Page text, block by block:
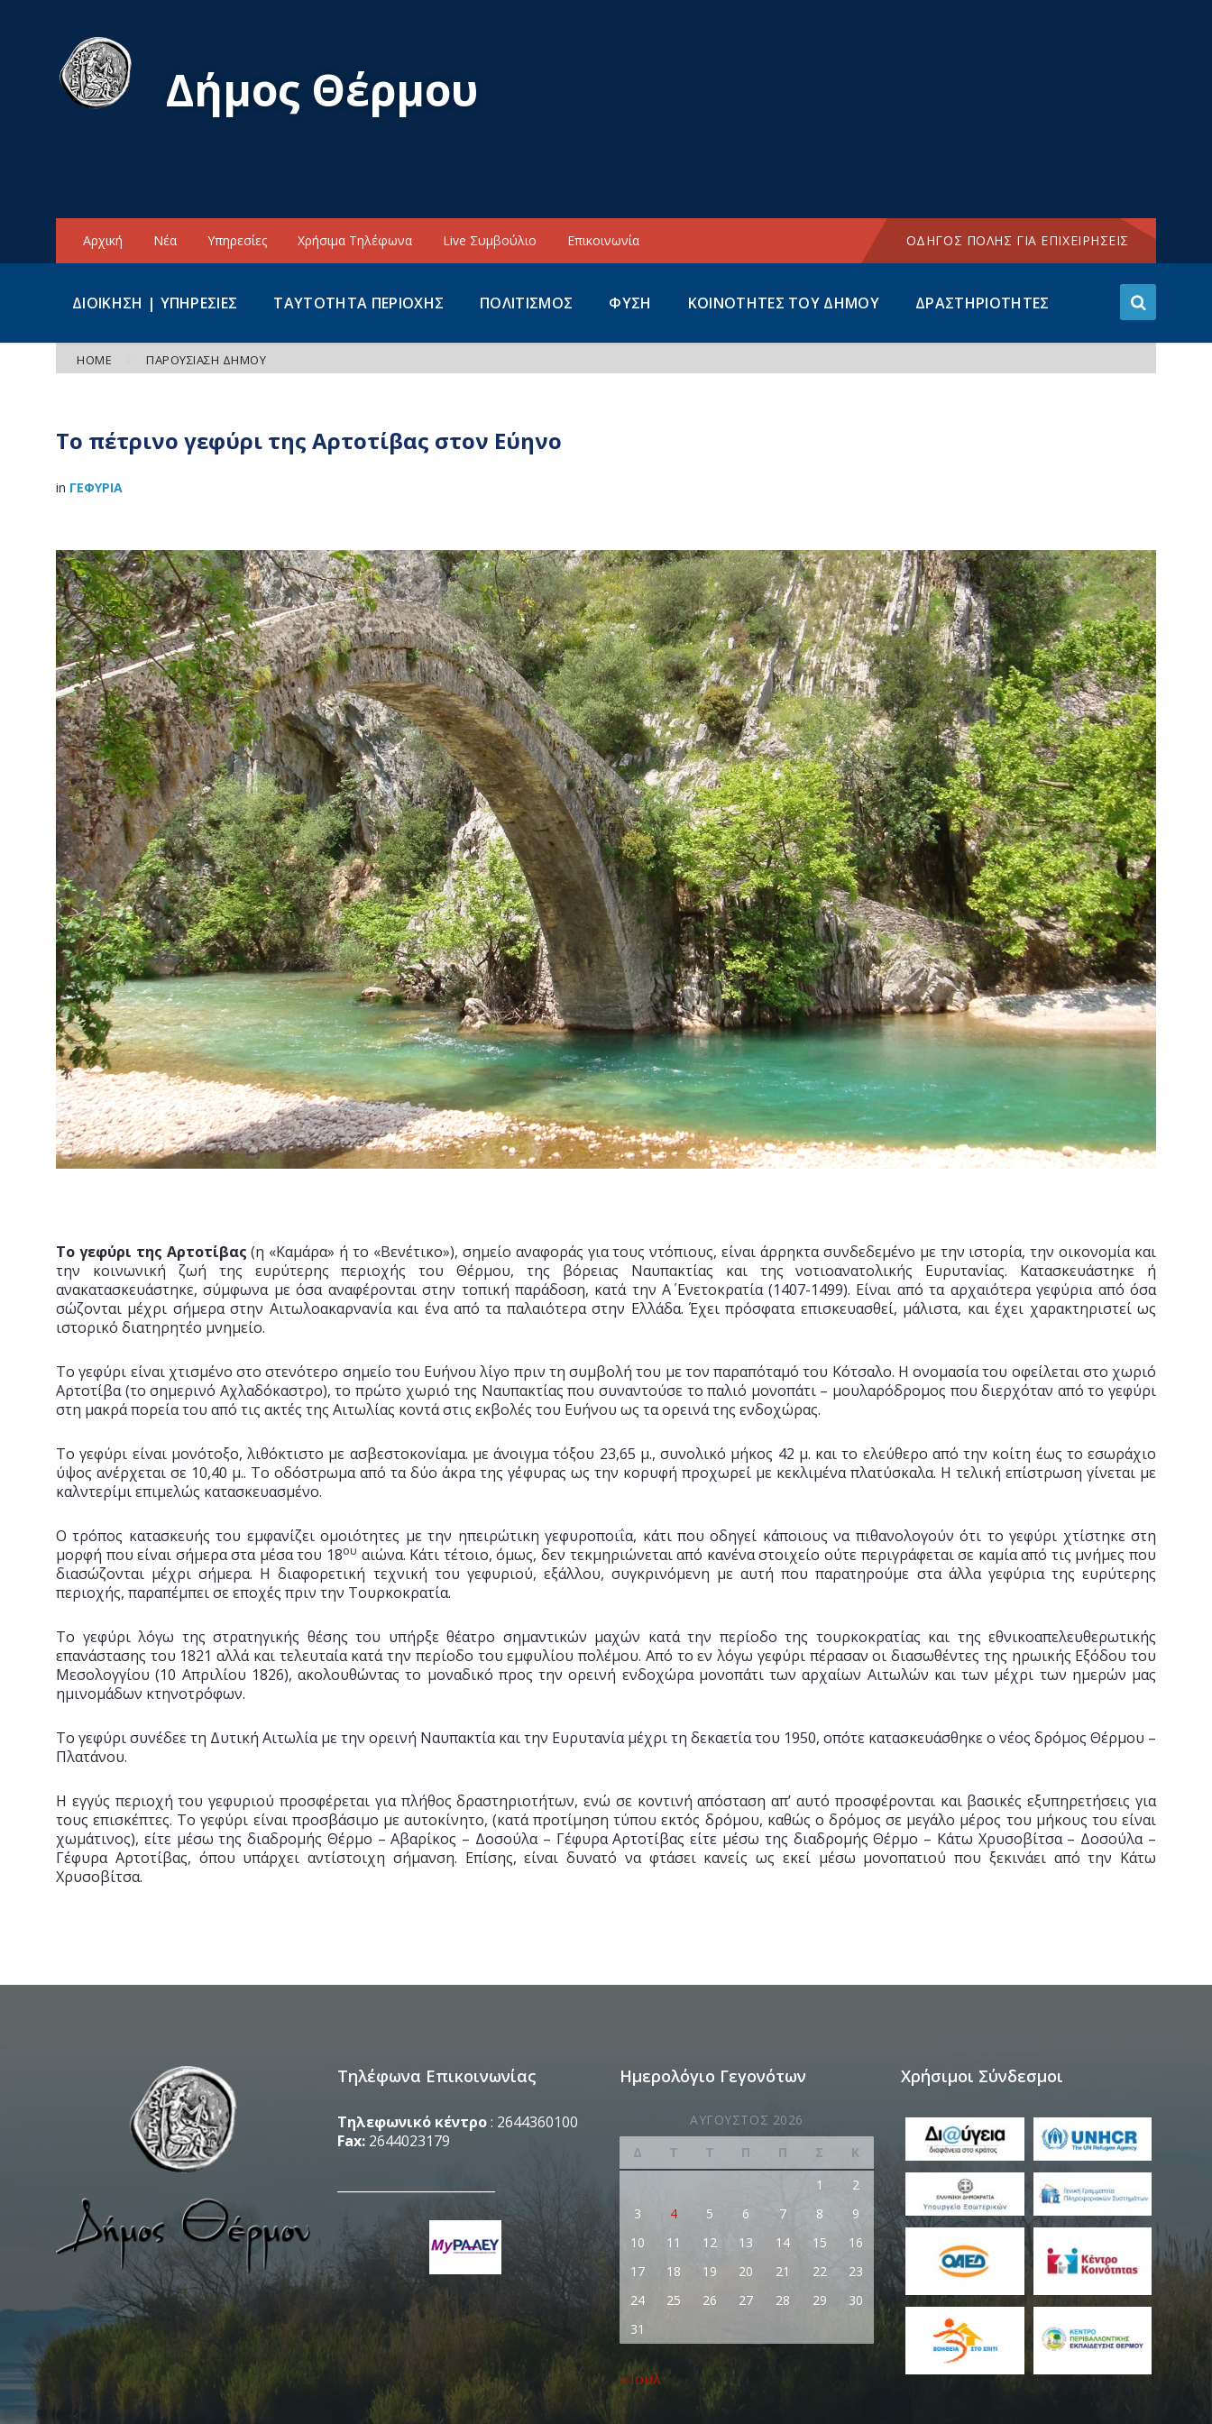
navigation
Δήμος Θέρμου
Αρχική Νέα Υπηρεσίες Χρήσιμα Τηλέφωνα Live Συμβούλιο Επικοινωνία
Choose
language:
ΟΔΗΓΟΣ ΠΟΛΗΣ ΓΙΑ ΕΠΙΧΕΙΡΗΣΕΙΣ
ΔΙΟΙΚΗΣΗ | ΥΠΗΡΕΣΙΕΣ ΤΑΥΤΟΤΗΤΑ ΠΕΡΙΟΧΗΣ ΠΟΛΙΤΙΣΜΟΣ ΦΥΣΗ ΚΟΙΝΟΤΗΤΕΣ ΤΟΥ ΔΗΜΟΥ ΔΡΑΣΤΗΡΙΟΤΗΤΕΣ
HOME ΠΑΡΟΥΣΙΑΣΗ ΔΗΜΟΥ
Το πέτρινο γεφύρι της Αρτοτίβας στον Εύηνο
in ΓΕΦΥΡΙΑ
Το γεφύρι της Αρτοτίβας (η «Καμάρα» ή το «Βενέτικο»), σημείο αναφοράς για τους ντόπιους, είναι άρρηκτα συνδεδεμένο με την ιστορία, την οικονομία και
την κοινωνική ζωή της ευρύτερης περιοχής του Θέρμου, της βόρειας Ναυπακτίας και της νοτιοανατολικής Ευρυτανίας. Κατασκευάστηκε ή
ανακατασκευάστηκε, σύμφωνα με όσα αναφέρονται στην τοπική παράδοση, κατά την Α΄ Ενετοκρατία (1407-1499). Είναι από τα αρχαιότερα γεφύρια από όσα
σώζονται μέχρι σήμερα στην Αιτωλοακαρνανία και ένα από τα παλαιότερα στην Ελλάδα. Έχει πρόσφατα επισκευασθεί, μάλιστα, και έχει χαρακτηριστεί ως
ιστορικό διατηρητέο μνημείο.
Το γεφύρι είναι χτισμένο στο στενότερο σημείο του Ευήνου λίγο πριν τη συμβολή του με τον παραπόταμό του Κότσαλο. Η ονομασία του οφείλεται στο χωριό
Αρτοτίβα (το σημερινό Αχλαδόκαστρο), το πρώτο χωριό της Ναυπακτίας που συναντούσε το παλιό μονοπάτι – μουλαρόδρομος που διερχόταν από το γεφύρι
στη μακρά πορεία του από τις ακτές της Αιτωλίας κοντά στις εκβολές του Ευήνου ως τα ορεινά της ενδοχώρας.
Το γεφύρι είναι μονότοξο, λιθόκτιστο με ασβεστοκονίαμα. με άνοιγμα τόξου 23,65 μ., συνολικό μήκος 42 μ. και το ελεύθερο από την κοίτη έως το εσωράχιο
ύψος ανέρχεται σε 10,40 μ.. Το οδόστρωμα από τα δύο άκρα της γέφυρας ως την κορυφή προχωρεί με κεκλιμένα πλατύσκαλα. Η τελική επίστρωση γίνεται με
καλντερίμι επιμελώς κατασκευασμένο.
Ο τρόπος κατασκευής του εμφανίζει ομοιότητες με την ηπειρώτικη γεφυροποιΐα, κάτι που οδηγεί κάποιους να πιθανολογούν ότι το γεφύρι χτίστηκε στη
μορφή που είναι σήμερα στα μέσα του 18ου αιώνα. Κάτι τέτοιο, όμως, δεν τεκμηριώνεται από κανένα στοιχείο ούτε περιγράφεται σε καμία από τις μνήμες που
διασώζονται μέχρι σήμερα. Η διαφορετική τεχνική του γεφυριού, εξάλλου, συγκρινόμενη με αυτή που παρατηρούμε στα άλλα γεφύρια της ευρύτερης
περιοχής, παραπέμπει σε εποχές πριν την Τουρκοκρατία.
Το γεφύρι λόγω της στρατηγικής θέσης του υπήρξε θέατρο σημαντικών μαχών κατά την περίοδο της τουρκοκρατίας και της εθνικοαπελευθερωτικής
επανάστασης του 1821 αλλά και τελευταία κατά την περίοδο του εμφυλίου πολέμου. Από το εν λόγω γεφύρι πέρασαν οι διασωθέντες της ηρωικής Εξόδου του
Μεσολογγίου (10 Απριλίου 1826), ακολουθώντας το μοναδικό προς την ορεινή ενδοχώρα μονοπάτι των αρχαίων Αιτωλών και των μέχρι των ημερών μας
ημινομάδων κτηνοτρόφων.
Το γεφύρι συνέδεε τη Δυτική Αιτωλία με την ορεινή Ναυπακτία και την Ευρυτανία μέχρι τη δεκαετία του 1950, οπότε κατασκευάσθηκε ο νέος δρόμος Θέρμου –
Πλατάνου.
Η εγγύς περιοχή του γεφυριού προσφέρεται για πλήθος δραστηριοτήτων, ενώ σε κοντινή απόσταση απ’ αυτό προσφέρονται και βασικές εξυπηρετήσεις για
τους επισκέπτες. Το γεφύρι είναι προσβάσιμο με αυτοκίνητο, (κατά προτίμηση τύπου εκτός δρόμου, καθώς ο δρόμος σε μεγάλο μέρος του μήκους του είναι
χωμάτινος), είτε μέσω της διαδρομής Θέρμο – Αβαρίκος – Δοσούλα – Γέφυρα Αρτοτίβας είτε μέσω της διαδρομής Θέρμο – Κάτω Χρυσοβίτσα – Δοσούλα –
Γέφυρα Αρτοτίβας, όπου υπάρχει αντίστοιχη σήμανση. Επίσης, είναι δυνατό να φτάσει κανείς ως εκεί μέσω μονοπατιού που ξεκινάει από την Κάτω
Χρυσοβίτσα.
Τηλέφωνα Επικοινωνίας
Τηλεφωνικό κέντρο: 2644360100
Fax: 2644023179
Ημερολόγιο Γεγονότων
ΑΎΓΟΥΣΤΟΣ 2026
Δ
Τ Τ Π Π Σ
Κ
1
2
3
4 5 6 7 8
9
10
11 12 13 14 15
16
17
18 19 20 21 22
23
24
25 26 27 28 29
30
31
« Ιούλ
Χρήσιμοι Σύνδεσμοι